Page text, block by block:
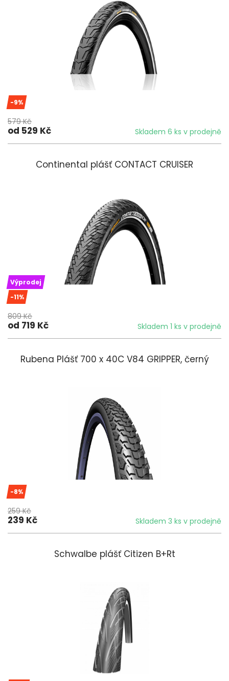
-9%
579 Kč
od 529 Kč Skladem 6 ks v prodejně
Continental plášť CONTACT CRUISER
Výprodej
-11%
809 Kč
od 719 Kč Skladem 1 ks v prodejně
Rubena Plášť 700 x 40C V84 GRIPPER, černý
-8%
259 Kč
239 Kč Skladem 3 ks v prodejně
Schwalbe plášť Citizen B+Rt